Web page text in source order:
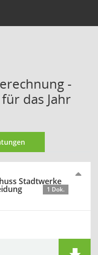
-
das Jahr
Stadtwerke
1 Dok.